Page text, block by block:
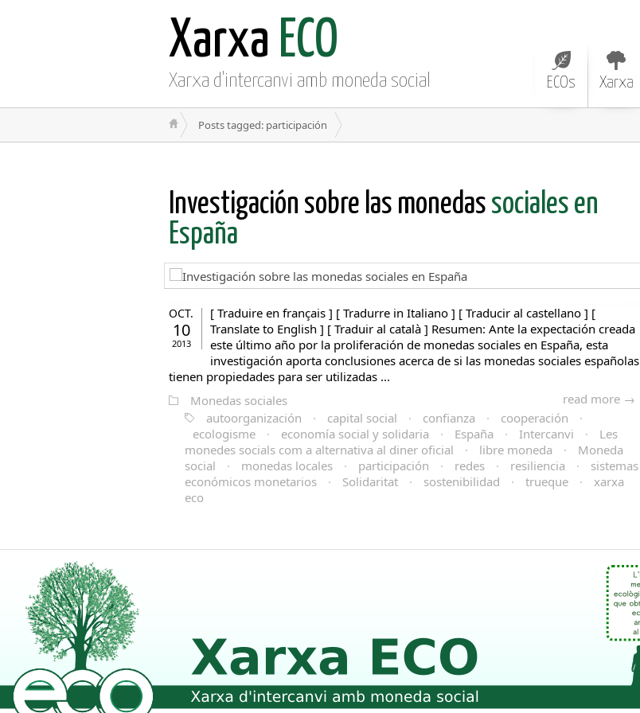
Xarxa ECO
Xarxa d'intercanvi amb moneda social ECOs Xarxa
Posts tagged: participación
Investigación sobre las monedas sociales en
España
OCT.
10
2013
[ Traduire en français ] [ Tradurre in Italiano ] [ Traducir al castellano ] [
Translate to English ] [ Traduir al català ] Resumen: Ante la expectación creada
este último año por la proliferación de monedas sociales en España, esta
investigación aporta conclusiones acerca de si las monedas sociales españolas
tienen propiedades para ser utilizadas ...
read more →
Monedas sociales
autoorganización
· capital social · confianza · cooperación
·
ecologisme
· economía social y solidaria · España · Intercanvi ·
Les
monedes socials com a alternativa al diner oficial
· libre moneda ·
Moneda
social
· monedas locales · participación · redes · resiliencia ·
sistemas
económicos monetarios
· Solidaritat · sostenibilidad · trueque ·
xarxa
eco